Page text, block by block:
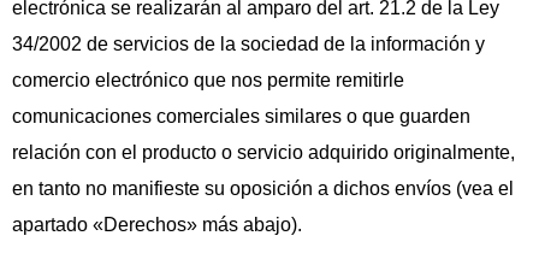
electrónica se realizarán al amparo del art. 21.2 de la Ley
34/2002 de servicios de la sociedad de la información y
comercio electrónico que nos permite remitirle
comunicaciones comerciales similares o que guarden
relación con el producto o servicio adquirido originalmente,
en tanto no manifieste su oposición a dichos envíos (vea el
apartado «Derechos» más abajo).